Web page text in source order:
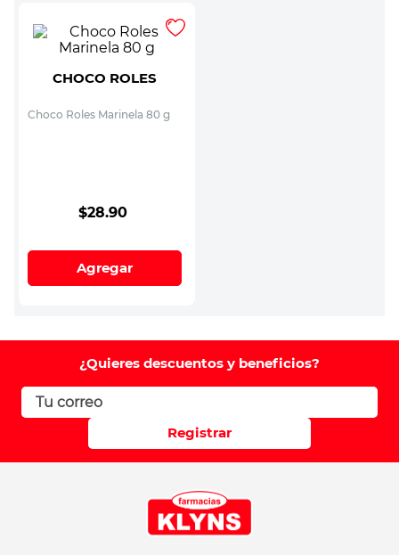
CHOCO ROLES
Choco Roles Marinela 80 g
$28.90
Agregar
¿Quieres descuentos y beneficios?
Registrar